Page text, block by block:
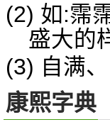
(2) 如:霈
盛大的
(3) 自满
康熙字典